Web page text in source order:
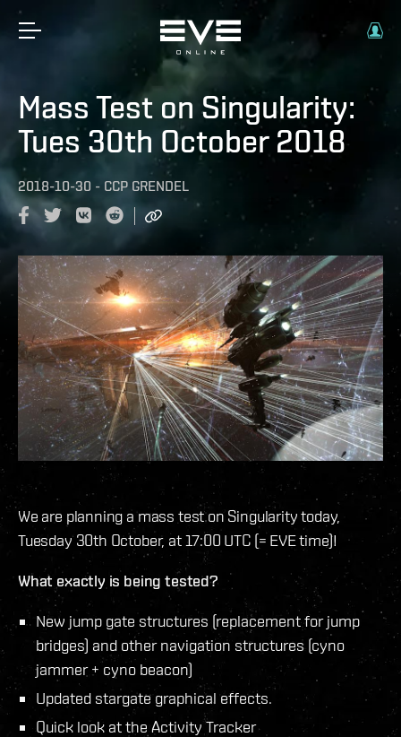
Mass Test on Singularity:
Tues 30th October 2018
2018-10-30 - CCP GRENDEL
We are planning a mass test on Singularity today,
Tuesday 30th October, at 17:00 UTC (= EVE time)!
What exactly is being tested?
New jump gate structures (replacement for jump
bridges) and other navigation structures (cyno
jammer + cyno beacon)
Updated stargate graphical effects.
Quick look at the Activity Tracker